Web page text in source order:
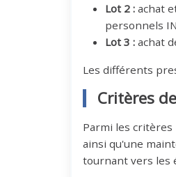
Lot 2 :achat
personnels
Lot 3 :achat
Les différents
Critères
Parmi les
ainsi qu'une
tournant vers les